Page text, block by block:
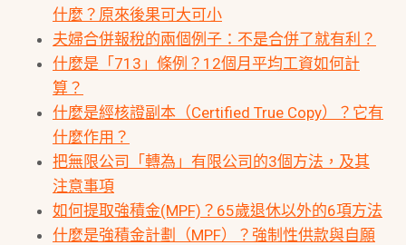
什麼？原來後果可大可小
夫婦合併報稅的兩個例子：不是合併了就有利？
什麼是「713」條例？12個月平均工資如何計
算？
什麼是經核證副本（Certified True Copy）？它有
什麼作用？
把無限公司「轉為」有限公司的3個方法，及其
注意事項
如何提取強積金(MPF)？65歲退休以外的6項方法
什麼是強積金計劃（MPF）？強制性供款與自願